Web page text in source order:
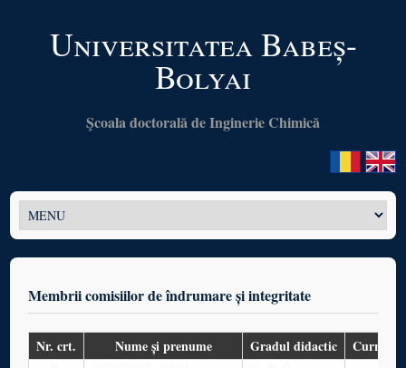
Universitatea Babeș-
Bolyai
Şcoala doctorală de Inginerie Chimică
Membrii comisiilor de îndrumare și integritate
Nr. crt. Nume și prenume Gradul didactic